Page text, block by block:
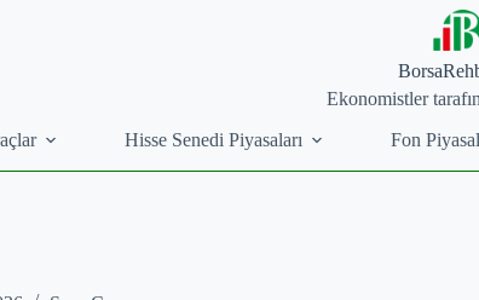
Ekonomistler
Hisse Senedi Piyasaları Fon